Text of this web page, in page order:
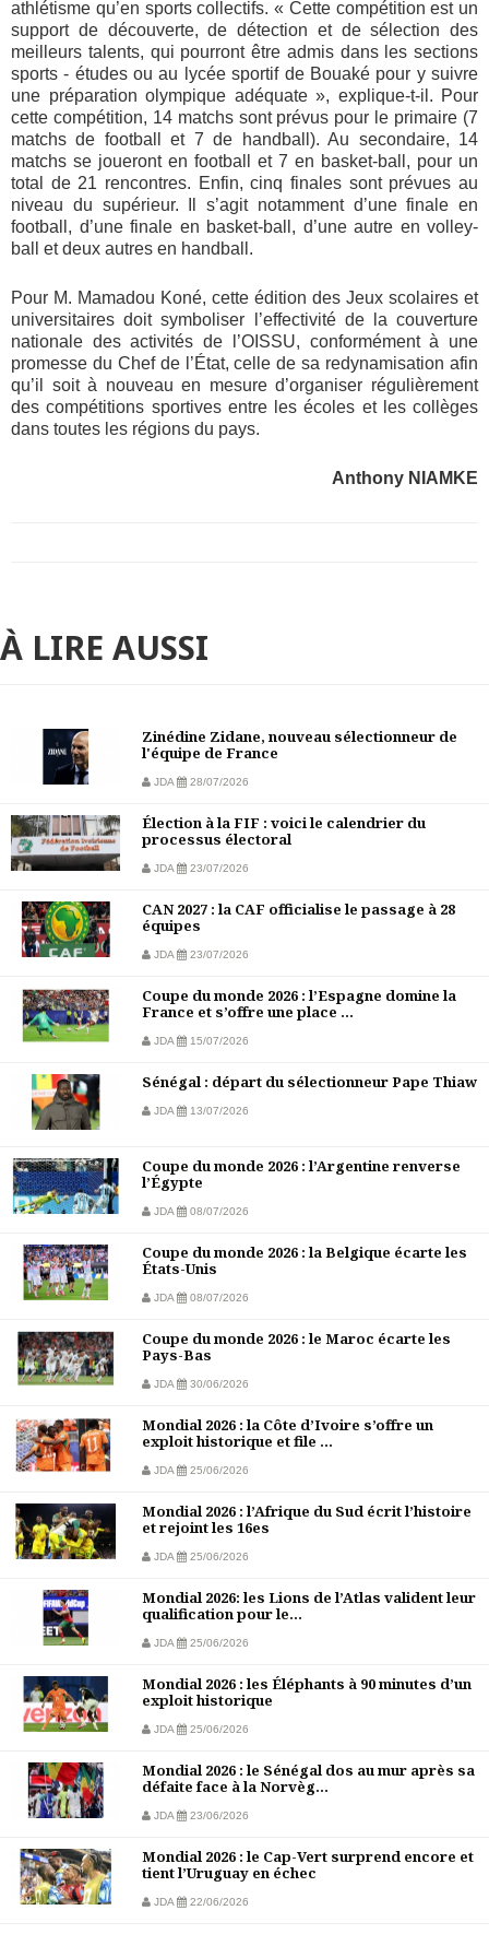
athlétisme qu’en sports collectifs. « Cette compétition est un
support de découverte, de détection et de sélection des
meilleurs talents, qui pourront être admis dans les sections
sports - études ou au lycée sportif de Bouaké pour y suivre
une préparation olympique adéquate », explique-t-il. Pour
cette compétition, 14 matchs sont prévus pour le primaire (7
matchs de football et 7 de handball). Au secondaire, 14
matchs se joueront en football et 7 en basket-ball, pour un
total de 21 rencontres. Enfin, cinq finales sont prévues au
niveau du supérieur. Il s’agit notamment d’une finale en
football, d’une finale en basket-ball, d’une autre en volley-
ball et deux autres en handball.
Pour M. Mamadou Koné, cette édition des Jeux scolaires et
universitaires doit symboliser l’effectivité de la couverture
nationale des activités de l’OISSU, conformément à une
promesse du Chef de l’État, celle de sa redynamisation afin
qu’il soit à nouveau en mesure d’organiser régulièrement
des compétitions sportives entre les écoles et les collèges
dans toutes les régions du pays.
Anthony NIAMKE
À LIRE AUSSI
Zinédine Zidane, nouveau sélectionneur de
l'équipe de France
JDA 28/07/2026
Élection à la FIF : voici le calendrier du
processus électoral
JDA 23/07/2026
CAN 2027 : la CAF officialise le passage à 28
équipes
JDA 23/07/2026
Coupe du monde 2026 : l’Espagne domine la
France et s’offre une place ...
JDA 15/07/2026
Sénégal : départ du sélectionneur Pape Thiaw
JDA 13/07/2026
Coupe du monde 2026 : l’Argentine renverse
l’Égypte
JDA 08/07/2026
Coupe du monde 2026 : la Belgique écarte les
États-Unis
JDA 08/07/2026
Coupe du monde 2026 : le Maroc écarte les
Pays-Bas
JDA 30/06/2026
Mondial 2026 : la Côte d’Ivoire s’offre un
exploit historique et file ...
JDA 25/06/2026
Mondial 2026 : l’Afrique du Sud écrit l’histoire
et rejoint les 16es
JDA 25/06/2026
Mondial 2026: les Lions de l’Atlas valident leur
qualification pour le...
JDA 25/06/2026
Mondial 2026 : les Éléphants à 90 minutes d’un
exploit historique
JDA 25/06/2026
Mondial 2026 : le Sénégal dos au mur après sa
défaite face à la Norvèg...
JDA 23/06/2026
Mondial 2026 : le Cap-Vert surprend encore et
tient l’Uruguay en échec
JDA 22/06/2026